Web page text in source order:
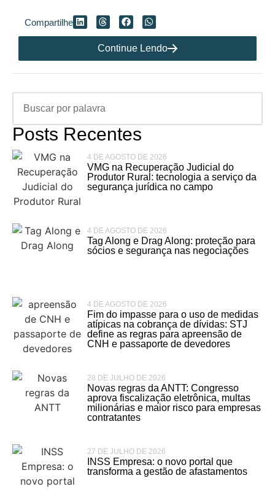
Compartilhe
Continue Lendo
Posts Recentes
4 DE AGOSTO DE 2026
VMG na Recuperação Judicial do
Produtor Rural: tecnologia a serviço da
segurança jurídica no campo
4 DE AGOSTO DE 2026
Tag Along e Drag Along: proteção para
sócios e segurança nas negociações
4 DE AGOSTO DE 2026
Fim do impasse para o uso de medidas
atípicas na cobrança de dívidas: STJ
define as regras para apreensão de
CNH e passaporte de devedores
28 DE JULHO DE 2026
Novas regras da ANTT: Congresso
aprova fiscalização eletrônica, multas
milionárias e maior risco para empresas
contratantes
27 DE JULHO DE 2026
INSS Empresa: o novo portal que
transforma a gestão de afastamentos